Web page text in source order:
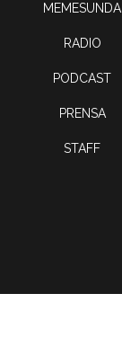
MEMESUNDA
RADIO
PODCAST
PRENSA
STAFF